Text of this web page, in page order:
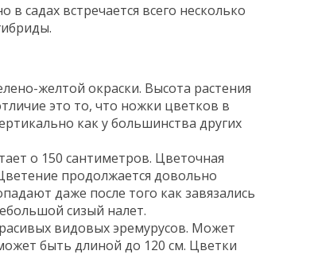
садах встречается всего несколько
желтой окраски. Высота растения
это то, что ножки цветков в
как у большинства других
о 150 сантиметров. Цветочная
продолжается довольно
даже после того как завязались
сизый налет.
видовых эремурусов. Может
быть длиной до 120 см. Цветки